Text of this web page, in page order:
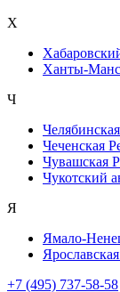
Х
Ханты-
Ч
Чеченская
Чувашская
Чукотский
Я
Ямало-
+7 (495) 737-58-58